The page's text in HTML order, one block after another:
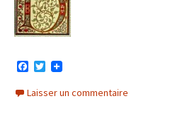
c
e
T
i
t
Laisser un commentaire